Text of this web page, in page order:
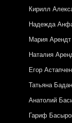
Кирилл
Надежда
Мария Арендт
Наталия
Егор
Татьяна
Анатолий
Гариф